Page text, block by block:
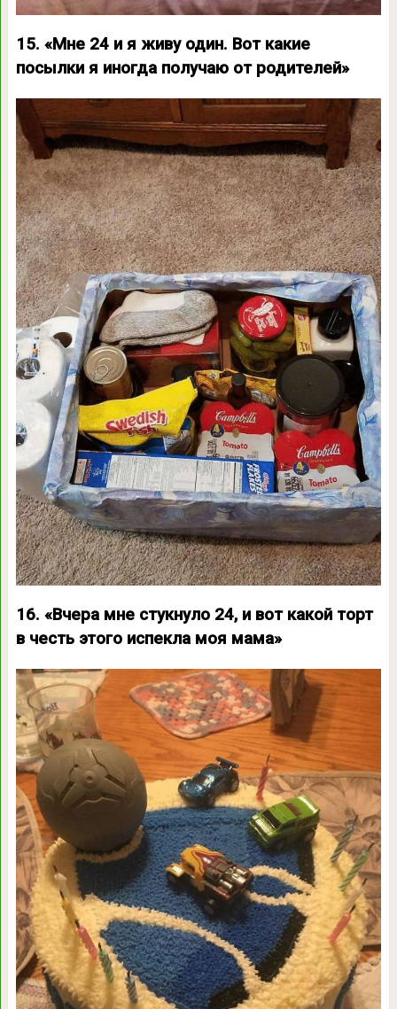
15. «Мне 24 и я живу один. Вот какие
посылки я иногда получаю от родителей»
16. «Вчера мне стукнуло 24, и вот какой торт
в честь этого испекла моя мама»